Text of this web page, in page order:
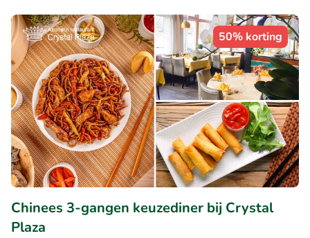
50% korting
Chinees 3-gangen keuzediner bij Crystal
Plaza